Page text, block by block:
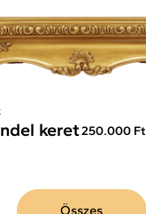
keret250.000 Ft
Összes